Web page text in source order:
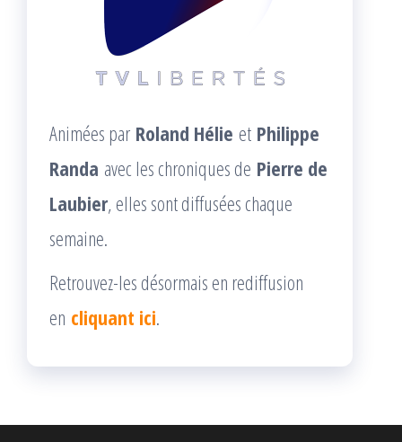
Animées par Roland Hélie et Philippe
Randa avec les chroniques de Pierre de
Laubier, elles sont diffusées chaque
semaine.
Retrouvez-les désormais en rediffusion
en cliquant ici.